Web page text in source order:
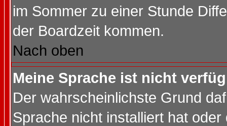
im Sommer zu einer Stunde
der Boardzeit kommen.
Nach oben
Meine Sprache ist nicht
Der wahrscheinlichste Grund
Sprache nicht installiert hat